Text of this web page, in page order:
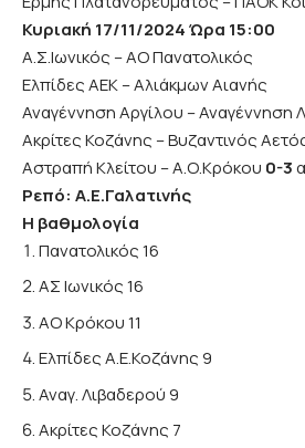
Κυριακή 17/11/2024 Ώρα 15:00
Α.Σ.Ιωνικός – ΑΟ Πανατολικός
Ελπίδες ΑΕΚ – Αλιάκμων Αιανής
Αναγέννηση Αργίλου – Αναγέννηση
Ακρίτες Κοζάνης – Βυζαντινός
Αστραπή Κλείτου – Α.Ο.Κρόκου 0-3
Ρεπό: Α.Ε.Γαλατινής
Η βαθμολογία
Πανατολικός 16
ΑΣ Ιωνικός 16
ΑΟ Κρόκου 11
Ελπίδες Α.Ε.Κοζάνης 9
Αναγ. Λιβαδερού 9
Ακρίτες Κοζάνης 7